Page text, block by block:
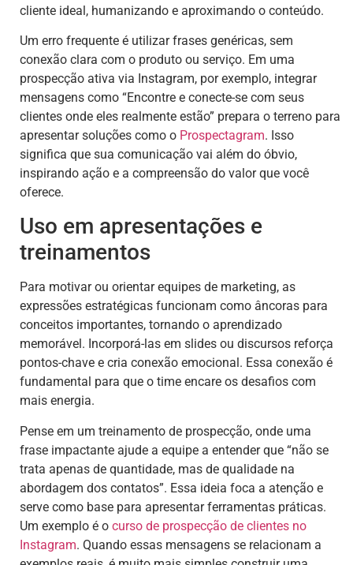
cliente ideal, humanizando e aproximando o conteúdo.
Um erro frequente é utilizar frases genéricas, sem
conexão clara com o produto ou serviço. Em uma
prospecção ativa via Instagram, por exemplo, integrar
mensagens como “Encontre e conecte-se com seus
clientes onde eles realmente estão” prepara o terreno para
apresentar soluções como o Prospectagram. Isso
significa que sua comunicação vai além do óbvio,
inspirando ação e a compreensão do valor que você
oferece.
Uso em apresentações e
treinamentos
Para motivar ou orientar equipes de marketing, as
expressões estratégicas funcionam como âncoras para
conceitos importantes, tornando o aprendizado
memorável. Incorporá-las em slides ou discursos reforça
pontos-chave e cria conexão emocional. Essa conexão é
fundamental para que o time encare os desafios com
mais energia.
Pense em um treinamento de prospecção, onde uma
frase impactante ajude a equipe a entender que “não se
trata apenas de quantidade, mas de qualidade na
abordagem dos contatos”. Essa ideia foca a atenção e
serve como base para apresentar ferramentas práticas.
Um exemplo é o curso de prospecção de clientes no
Instagram. Quando essas mensagens se relacionam a